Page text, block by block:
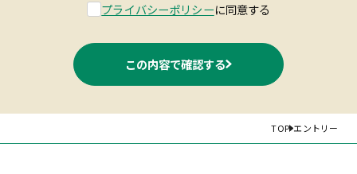
プライバシーポリシーに同意する
この内容で確認する
TOP エントリー